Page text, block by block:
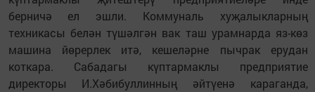
берничә ел эшли. Коммуналь хуҗалыкларның
техникасы белән түшәлгән вак таш урамнарда яз-көз
машина йөрерлек итә, кешеләрне пычрак ерудан
коткара. Сабадагы күптармаклы предприятие
директоры И.Хәбибуллинның әйтүенә караганда,